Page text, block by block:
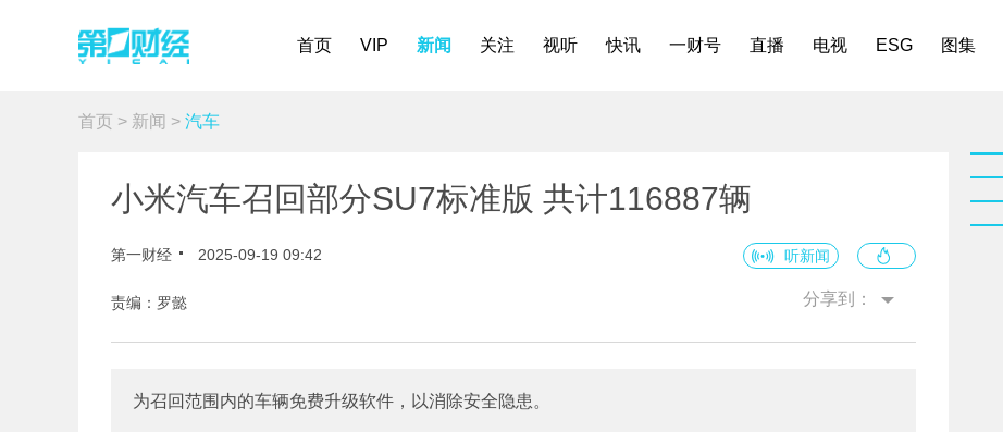
首页 VIP 新闻 关注 视听 快讯 一财号 直播 电视 ESG 图集
首页 > 新闻 > 汽车
小米汽车召回部分SU7标准版 共计116887辆
第一财经 2025-09-19 09:42 听新闻
责编：罗懿 分享到：
为召回范围内的车辆免费升级软件，以消除安全隐患。